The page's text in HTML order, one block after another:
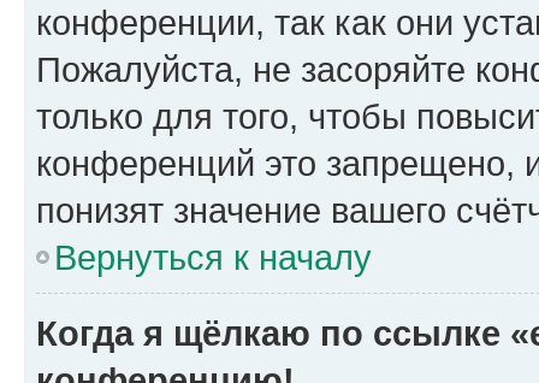
конференции, так как они
Пожалуйста, не засоряйте
только для того, чтобы
конференций это запрещено,
понизят значение вашего
Вернуться к началу
Когда я щёлкаю по ссылке